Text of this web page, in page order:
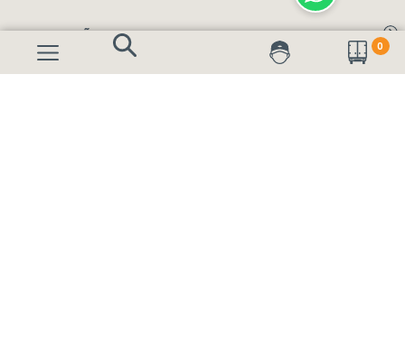
0
INFORMAÇÕES